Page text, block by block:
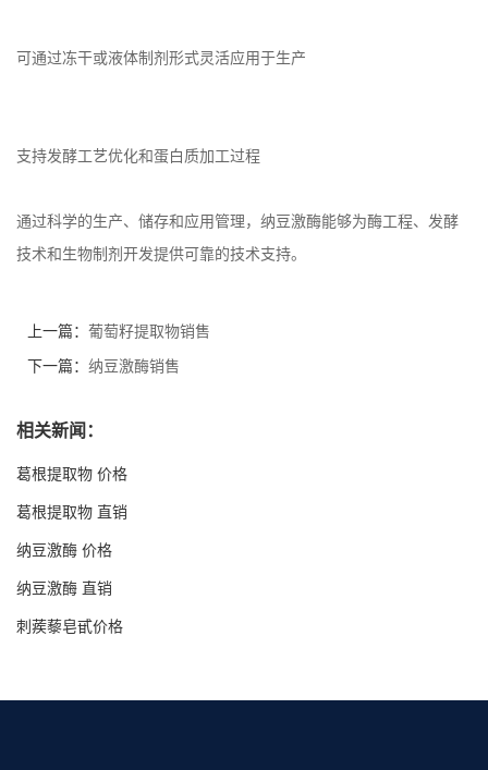
可通过冻干或液体制剂形式灵活应用于生产
支持发酵工艺优化和蛋白质加工过程
通过科学的生产、储存和应用管理，纳豆激酶能够为酶工程、发酵
技术和生物制剂开发提供可靠的技术支持。
上一篇： 葡萄籽提取物销售
下一篇： 纳豆激酶销售
相关新闻：
葛根提取物 价格
葛根提取物 直销
纳豆激酶 价格
纳豆激酶 直销
刺蒺藜皂甙价格